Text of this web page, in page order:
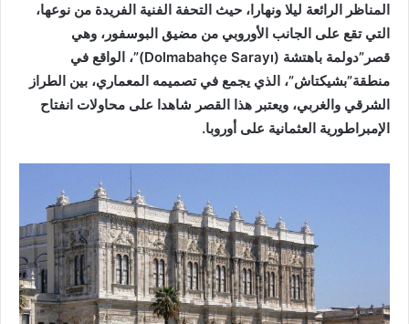
المناظر الرائعة ليلا ونهارا، حيث التحفة الفنية الفريدة من نوعها،
التي تقع على الجانب الأوروبي من مضيق البوسفور، وهي
قصر”دولمة باهتشة (Dolmabahçe Sarayı)”، الواقع في
منطقة”بشيكتاش”، الذي يجمع في تصميمه المعماري، بين الطراز
الشرقي والغربي، ويعتبر هذا القصر شاهدا على محاولات انفتاح
الإمبراطورية العثمانية على أوروبا.